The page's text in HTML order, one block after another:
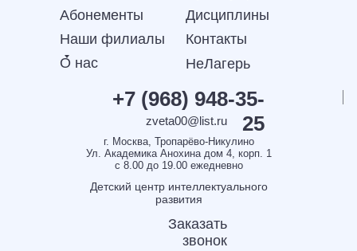
Абонементы
О нас
Дисциплины
Наши филиалы
Контакты
+7 (968) 948-35-
25
Заказать
звонок
Детский центр интеллектуального
развития
НеЛагерь
г. Москва, Тропарёво-Никулино
Ул. Академика Анохина дом 4, корп. 1
с 8.00 до 19.00 ежедневно
zveta00@list.ru